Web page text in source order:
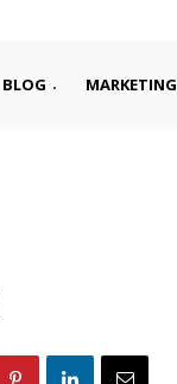
BLOG MARKETING